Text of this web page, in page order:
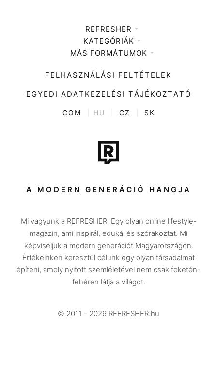
REFRESHER
Médiaajánlat
KATEGÓRIÁK
Zene
Divat
Kultúra
ENTR
Tech-Tudomány
Sport
Társadalom
Utazás
Életmód
Design
Beszélgetések
Videó
MÁS FORMÁTUMOK
FELHASZNÁLÁSI FELTÉTELEK
EGYEDI ADATKEZELÉSI TÁJÉKOZTATÓ
COM HU CZ SK
A MODERN GENERÁCIÓ HANGJA
Mi vagyunk a REFRESHER. Egy olyan online lifestyle-
magazin, ami inspirál, edukál és szórakoztat. Mi
képviseljük a modern generációt Magyarországon.
Értékeinken keresztül célunk egy olyan társadalmat
építeni, amely nyitott szemléletével nem csak feketén-
fehéren látja a világot.
© 2011 - 2026 REFRESHER.hu